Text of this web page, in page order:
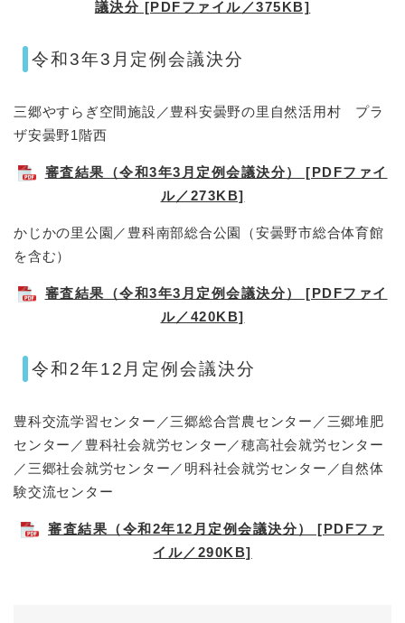
議決分 [PDFファイル／375KB]
令和3年3月定例会議決分
三郷やすらぎ空間施設／豊科安曇野の里自然活用村 プラ
ザ安曇野1階西
審査結果（令和3年3月定例会議決分） [PDFファイ
ル／273KB]
かじかの里公園／豊科南部総合公園（安曇野市総合体育館
を含む）
審査結果（令和3年3月定例会議決分） [PDFファイ
ル／420KB]
令和2年12月定例会議決分
豊科交流学習センター／三郷総合営農センター／三郷堆肥
センター／豊科社会就労センター／穂高社会就労センター
／三郷社会就労センター／明科社会就労センター／自然体
験交流センター
審査結果（令和2年12月定例会議決分） [PDFファ
イル／290KB]